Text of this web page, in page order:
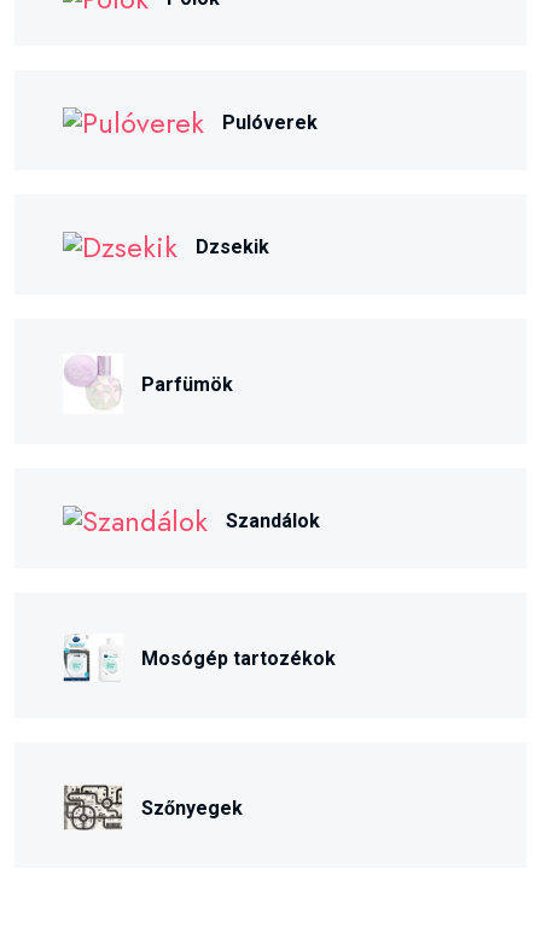
Pulóverek
Dzsekik
Parfümök
Szandálok
Mosógép tartozékok
Szőnyegek